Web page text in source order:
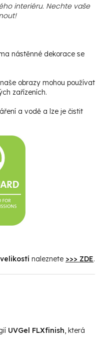
interiéru. Nechte vaše
nástěnné dekorace se
obrazy mohou používat
zařízeních.
a vodě a lze je čistit
naleznete >>> ZDE.
UVGel FLXfinish, která